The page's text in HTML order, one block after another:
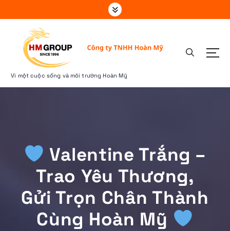
k
o
Vì một cuộc sống và môi trường Hoàn Mỹ
Valentine Trắng –
Trao Yêu Thương,
Gửi Trọn Chân Thành
Cùng Hoàn Mỹ